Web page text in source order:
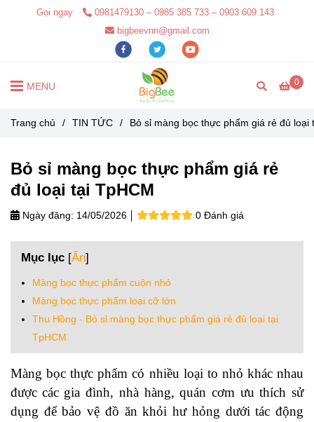
Gọi ngay
0981479130 – 0985 385 733 – 0903 609 143
bigbeevnn@gmail.com
0
MENU
Trang chủ / TIN TỨC / Bỏ sỉ màng bọc thực phẩm giá rẻ đủ loại
Bỏ sỉ màng bọc thực phẩm giá rẻ
đủ loại tại TpHCM
Ngày đăng: 14/05/2026 0 Đánh giá
Mục lục [Ẩn]
Màng bọc thực phẩm cuộn nhỏ
Màng bọc thực phẩm loại cỡ lớn
Thu Hồng - Bỏ sỉ màng bọc thực phẩm giá rẻ đủ loại tại
TpHCM
Màng bọc thực phẩm có nhiều loại to nhỏ khác nhau
được cácgia đình, nhà hàng, quán cơm ưu thích sử
dụng để bảo vệ đồ ăn khỏi hư hỏng dưới tác động